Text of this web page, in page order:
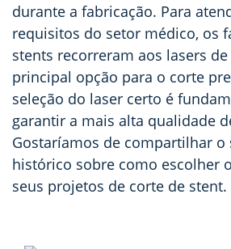
durante a fabricação. Para
requisitos do setor médico, os
stents recorreram aos lasers
principal opção para o corte
seleção do laser certo é
garantir a mais alta qualidade
Gostaríamos de compartilhar o
histórico sobre como escolher
seus projetos de corte de stent.